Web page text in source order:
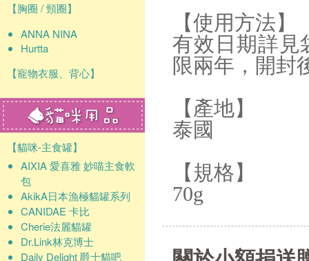
【胸圈 / 頸圈】
ANNA NINA
Hurtta
【寵物衣服、背心】
【貓咪-主食罐】
AIXIA 愛喜雅 妙喵主食軟
包
AkikA日本漁極貓罐系列
CANIDAE 卡比
Cherie法麗貓罐
Dr.Link林克博士
Daily Delight 爵士貓吧
【使用方法】
有效日期詳見
限兩年，開封
【產地】
泰國
【規格】
70g